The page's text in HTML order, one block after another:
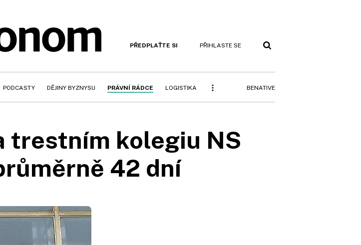
PŘEDPLAŤTE SI PŘIHLASTE SE
PODCASTY DĚJINY BYZNYSU PRÁVNÍ RÁDCE LOGISTIKA BENATIVE
trestním kolegiu NS
42 dní